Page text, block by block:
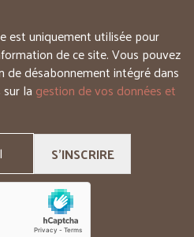
est uniquement utilisée pour
de ce site. Vous pouvez
désabonnement intégré dans
la gestion de vos données et
S'INSCRIRE